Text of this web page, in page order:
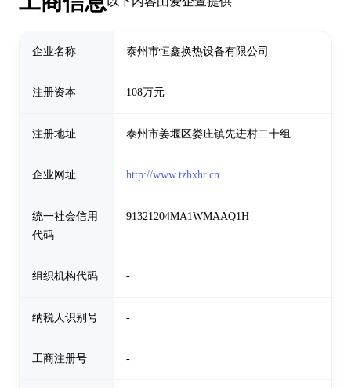
企业名称 泰州市恒鑫换热设备有限公司
注册资本 108万元
注册地址 泰州市姜堰区娄庄镇先进村二十组
企业网址 http://www.tzhxhr.cn
统一社会信用
代码
91321204MA1WMAAQ1H
组织机构代码 -
纳税人识别号 -
工商注册号 -